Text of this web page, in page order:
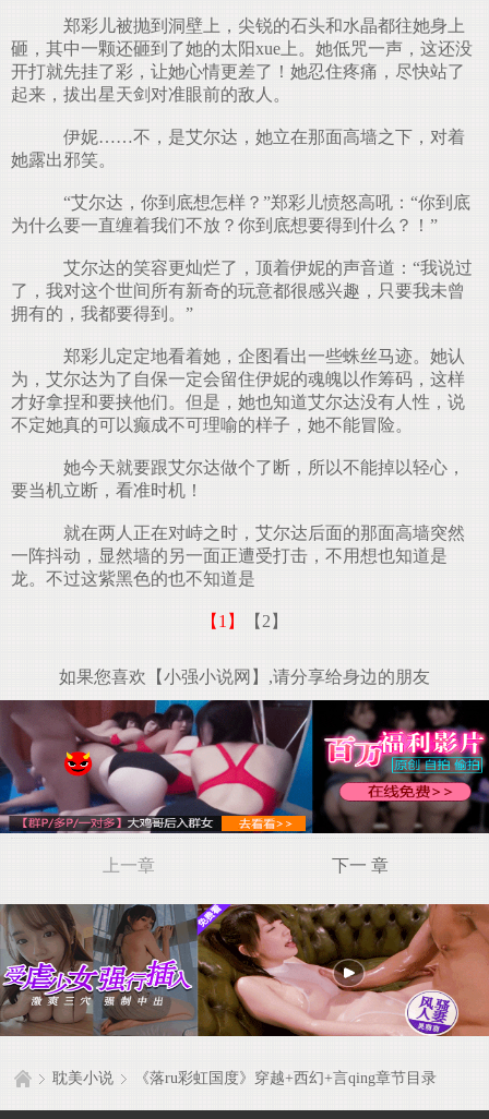
郑彩儿被抛到洞壁上，尖锐的石头和水晶都往她身上
砸，其中一颗还砸到了她的太阳xue上。她低咒一声，这还没
开打就先挂了彩，让她心情更差了！她忍住疼痛，尽快站了
起来，拔出星天剑对准眼前的敌人。
伊妮……不，是艾尔达，她立在那面高墙之下，对着
她露出邪笑。
“艾尔达，你到底想怎样？”郑彩儿愤怒高吼：“你到底
为什么要一直缠着我们不放？你到底想要得到什么？！”
艾尔达的笑容更灿烂了，顶着伊妮的声音道：“我说过
了，我对这个世间所有新奇的玩意都很感兴趣，只要我未曾
拥有的，我都要得到。”
郑彩儿定定地看着她，企图看出一些蛛丝马迹。她认
为，艾尔达为了自保一定会留住伊妮的魂魄以作筹码，这样
才好拿捏和要挟他们。但是，她也知道艾尔达没有人性，说
不定她真的可以癫成不可理喻的样子，她不能冒险。
她今天就要跟艾尔达做个了断，所以不能掉以轻心，
要当机立断，看准时机！
就在两人正在对峙之时，艾尔达后面的那面高墙突然
一阵抖动，显然墙的另一面正遭受打击，不用想也知道是
龙。不过这紫黑色的也不知道是
【1】 【2】
如果您喜欢【小强小说网】,请分享给身边的朋友
上一章 下一 章
耽美小说 《落ru彩虹国度》穿越+西幻+言qing章节目录